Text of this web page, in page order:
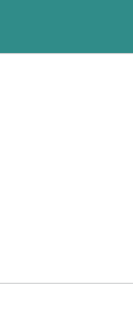
content